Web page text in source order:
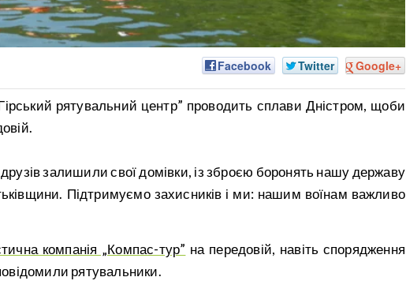
Facebook Twitter Google+
рятувальний центр” проводить сплави Дністром, щоби
друзів залишили свої домівки, із зброєю боронять нашу державу
Підтримуємо захисників і ми: нашим воїнам важливо
компанія „Компас-тур” на передовій, навіть спорядження
рятувальники.